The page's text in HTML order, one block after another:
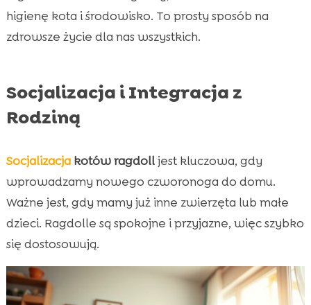
higienę kota i środowisko. To prosty sposób na
zdrowsze życie dla nas wszystkich.
Socjalizacja i Integracja z
Rodziną
Socjalizacjakotów ragdolljest kluczowa, gdy
wprowadzamy nowego czworonoga do domu.
Ważne jest, gdy mamy już inne zwierzęta lub małe
dzieci. Ragdolle są spokojne i przyjazne, więc szybko
się dostosowują.